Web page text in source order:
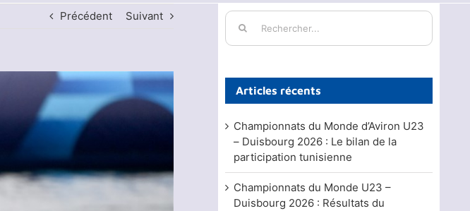
Précédent Suivant Rechercher:
Articles récents
Championnats du Monde d’Aviron U23
– Duisbourg 2026 : Le bilan de la
participation tunisienne
Championnats du Monde U23 –
Duisbourg 2026 : Résultats du